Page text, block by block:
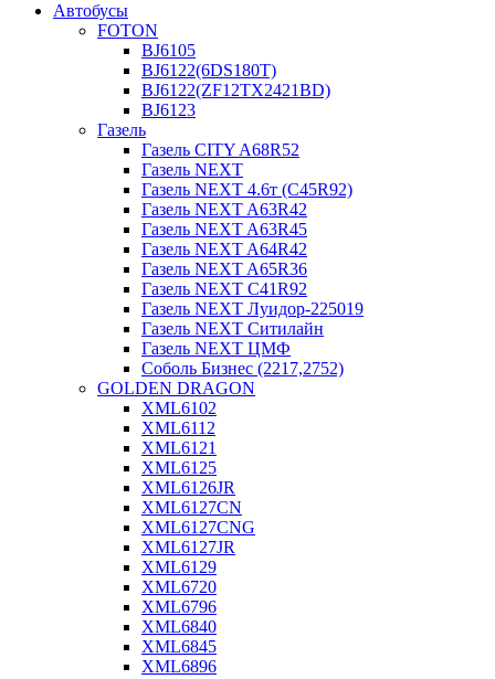
Автобусы
FOTON
BJ6105
BJ6122(6DS180T)
BJ6122(ZF12TX2421BD)
BJ6123
Газель
Газель CITY A68R52
Газель NEXT
Газель NEXT 4.6т (C45R92)
Газель NEXT A63R42
Газель NEXT A63R45
Газель NEXT A64R42
Газель NEXT A65R36
Газель NEXT C41R92
Газель NEXT Луидор-225019
Газель NEXT Ситилайн
Газель NEXT ЦМФ
Соболь Бизнес (2217,2752)
GOLDEN DRAGON
XML6102
XML6112
XML6121
XML6125
XML6126JR
XML6127CN
XML6127CNG
XML6127JR
XML6129
XML6720
XML6796
XML6840
XML6845
XML6896